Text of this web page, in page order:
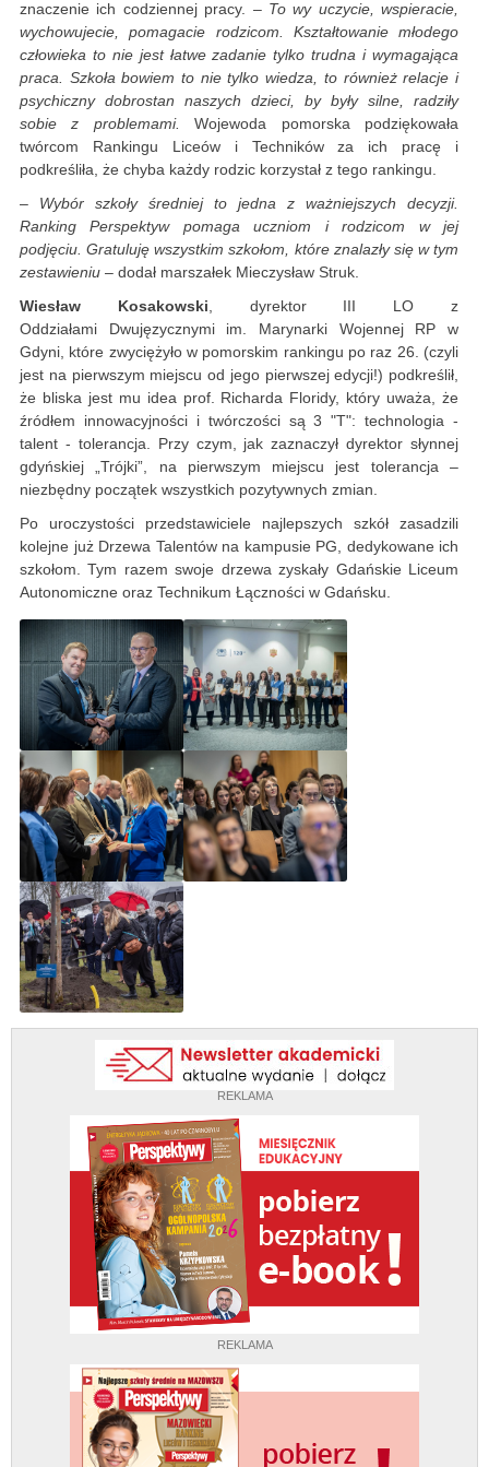
REKLAMA
REKLAMA
znaczenie ich codziennej pracy. – To wy uczycie, wspieracie,
wychowujecie, pomagacie rodzicom. Kształtowanie młodego
człowieka to nie jest łatwe zadanie tylko trudna i wymagająca
praca. Szkoła bowiem to nie tylko wiedza, to również relacje i
psychiczny dobrostan naszych dzieci, by były silne, radziły
sobie z problemami.
Wojewoda pomorska podziękowała
twórcom Rankingu Liceów i Techników za ich pracę i
podkreśliła, że chyba każdy rodzic korzystał z tego rankingu.
– Wybór szkoły średniej to jedna z ważniejszych decyzji.
Ranking Perspektyw pomaga uczniom i rodzicom w jej
podjęciu. Gratuluję wszystkim szkołom, które znalazły się w tym
zestawieniu – dodał marszałek Mieczysław Struk.
Wiesław Kosakowski, dyrektor III LO z
Oddziałami Dwujęzycznymi im. Marynarki Wojennej RP w
Gdyni, które zwyciężyło w pomorskim rankingu po raz 26. (czyli
jest na pierwszym miejscu od jego pierwszej edycji!) podkreślił,
że bliska jest mu idea prof. Richarda Floridy, który uważa, że
źródłem innowacyjności i twórczości są 3 "T": technologia -
talent - tolerancja. Przy czym, jak zaznaczył dyrektor słynnej
gdyńskiej „Trójki”, na pierwszym miejscu jest tolerancja –
niezbędny początek wszystkich pozytywnych zmian.
Po uroczystości przedstawiciele najlepszych szkół zasadzili
kolejne już Drzewa Talentów na kampusie PG, dedykowane ich
szkołom. Tym razem swoje drzewa zyskały Gdańskie Liceum
Autonomiczne oraz Technikum Łączności w Gdańsku.